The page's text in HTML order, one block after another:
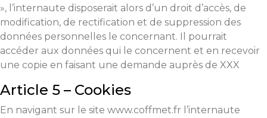
», l’internaute disposerait alors d’un droit d’accès, de
modification, de rectification et de suppression des
données personnelles le concernant. Il pourrait
accéder aux données qui le concernent et en recevoir
une copie en faisant une demande auprès de XXX
Article 5 – Cookies
En navigant sur le site www.coffmet.fr l’internaute